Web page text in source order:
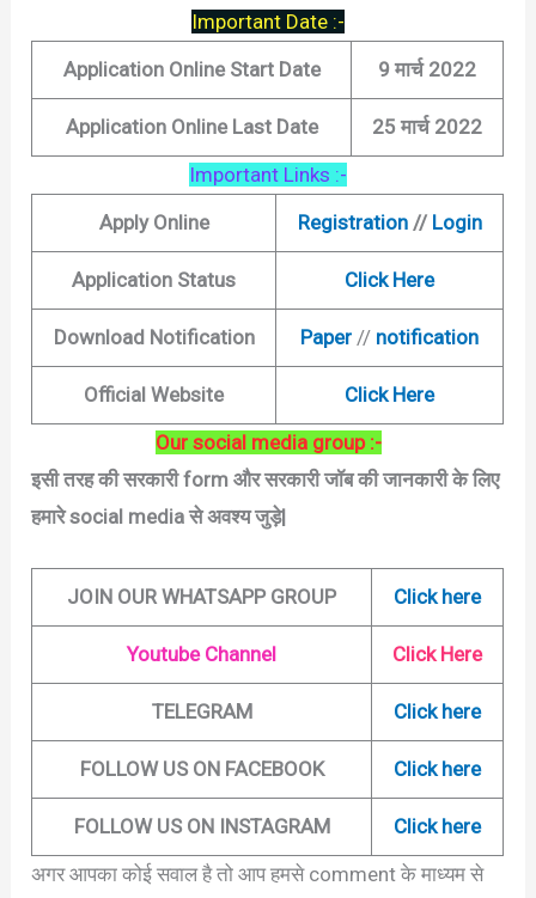
Important Date :-
Application Online Start Date
9 मार्च 2022
Application Online Last Date
25 मार्च 2022
Important Links :-
Apply Online
Registration // Login
Application Status Click Here
Download Notification Paper // notification
Official Website
Click Here
Our social media group :-
इसी तरह की सरकारी form और सरकारी जॉब की जानकारी के लिए
हमारे social media से अवश्य जुड़े|
JOIN OUR WHATSAPP GROUP Click here
Youtube Channel Click Here
TELEGRAM Click here
FOLLOW US ON FACEBOOK Click here
FOLLOW US ON INSTAGRAM
Click here
अगर आपका कोई सवाल है तो आप हमसे comment के माध्यम से